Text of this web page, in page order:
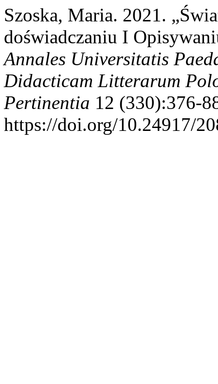
Szoska, Maria. 2021.
doświadczaniu I
Annales Universitatis
Didacticam Litterarum
Pertinentia 12 (330):376-
https://doi.org/10.24917/